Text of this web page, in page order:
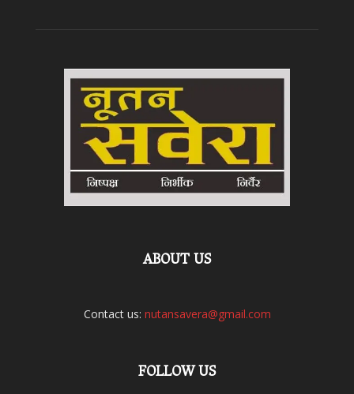
ABOUT US
Contact us: nutansavera@gmail.com
FOLLOW US